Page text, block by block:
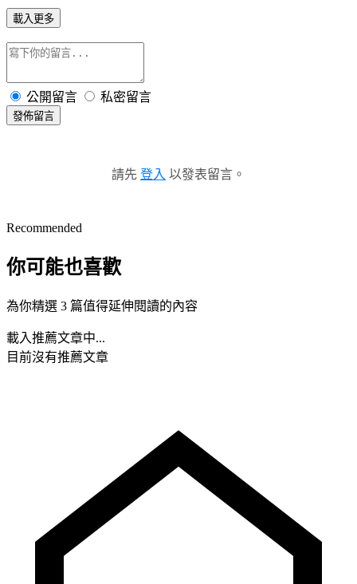
載入更多
公開留言 私密留言
發佈留言
請先 登入 以發表留言。
Recommended
你可能也喜歡
為你精選 3 篇值得延伸閱讀的內容
載入推薦文章中...
目前沒有推薦文章